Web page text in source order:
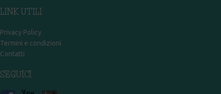
LINK UTILI
Privacy Policy
Termini e condizioni
Contatti
SEGUICI